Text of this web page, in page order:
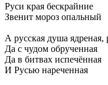
Руси края бескрайние
Звенит мороз опальный
А русская душа ядреная,
Да с чудом обрученная
Да в битвах испечённая
И Русью нареченная